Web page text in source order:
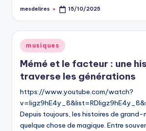
Posted
mesdelires 15/10/2025
Posted
in
musiques
Mémé et le facteur : une
traverse les générations
https://www.youtube.com/watch?
Depuis toujours, les histoires de
quelque chose de magique. Entre